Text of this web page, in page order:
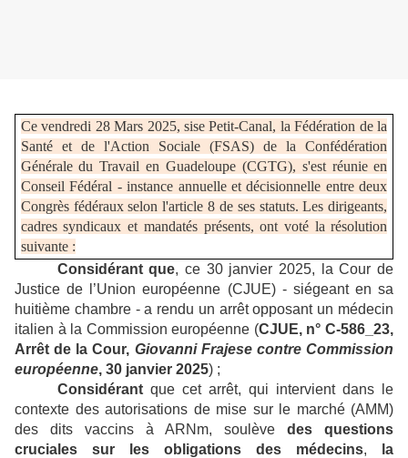
Ce vendredi 28 Mars 2025, sise Petit-Canal, la Fédération de la
Santé et de l'Action Sociale (FSAS) de la Confédération
Générale du Travail en Guadeloupe (CGTG), s'est réunie en
Conseil Fédéral - instance annuelle et décisionnelle entre deux
Congrès fédéraux selon l'article 8 de ses statuts. Les dirigeants,
cadres syndicaux et mandatés présents, ont voté la résolution
suivante :
Considérant que, ce 30 janvier 2025, la Cour de
Justice de l’Union européenne (CJUE) - siégeant en sa
huitième chambre - a rendu un arrêt opposant un médecin
italien à la Commission européenne (CJUE, n° C-586_23,
Arrêt de la Cour, Giovanni Frajese contre Commission
européenne, 30 janvier 2025) ;
Considérant que cet arrêt, qui intervient dans le
contexte des autorisations de mise sur le marché (AMM)
des dits vaccins à ARNm, soulève des questions
cruciales sur les obligations des médecins,
la